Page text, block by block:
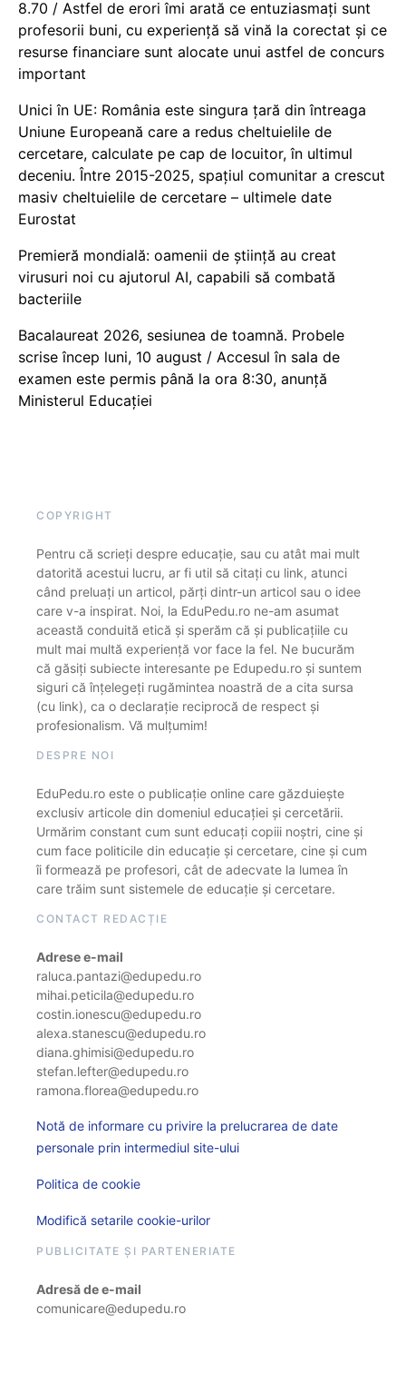
8.70 / Astfel de erori îmi arată ce entuziasmați sunt
profesorii buni, cu experiență să vină la corectat și ce
resurse financiare sunt alocate unui astfel de concurs
important
Unici în UE: România este singura țară din întreaga
Uniune Europeană care a redus cheltuielile de
cercetare, calculate pe cap de locuitor, în ultimul
deceniu. Între 2015-2025, spațiul comunitar a crescut
masiv cheltuielile de cercetare – ultimele date
Eurostat
Premieră mondială: oamenii de știință au creat
virusuri noi cu ajutorul AI, capabili să combată
bacteriile
Bacalaureat 2026, sesiunea de toamnă. Probele
scrise încep luni, 10 august / Accesul în sala de
examen este permis până la ora 8:30, anunță
Ministerul Educației
COPYRIGHT
Pentru că scrieți despre educație, sau cu atât mai mult
datorită acestui lucru, ar fi util să citați cu link, atunci
când preluați un articol, părți dintr-un articol sau o idee
care v-a inspirat. Noi, la EduPedu.ro ne-am asumat
această conduită etică și sperăm că și publicațiile cu
mult mai multă experiență vor face la fel. Ne bucurăm
că găsiți subiecte interesante pe Edupedu.ro și suntem
siguri că înțelegeți rugămintea noastră de a cita sursa
(cu link), ca o declarație reciprocă de respect și
profesionalism. Vă mulțumim!
DESPRE NOI
EduPedu.ro este o publicație online care găzduiește
exclusiv articole din domeniul educației și cercetării.
Urmărim constant cum sunt educați copiii noștri, cine și
cum face politicile din educație și cercetare, cine și cum
îi formează pe profesori, cât de adecvate la lumea în
care trăim sunt sistemele de educație și cercetare.
CONTACT REDACȚIE
Adrese e-mail
raluca.pantazi@edupedu.ro
mihai.peticila@edupedu.ro
costin.ionescu@edupedu.ro
alexa.stanescu@edupedu.ro
diana.ghimisi@edupedu.ro
stefan.lefter@edupedu.ro
ramona.florea@edupedu.ro
Notă de informare cu privire la prelucrarea de date
personale prin intermediul site-ului
Politica de cookie
Modifică setarile cookie-urilor
PUBLICITATE ȘI PARTENERIATE
Adresă de e-mail
comunicare@edupedu.ro